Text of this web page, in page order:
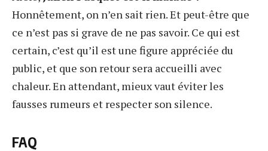
Honnêtement, on n’en sait rien. Et peut-être que
ce n’est pas si grave de ne pas savoir. Ce qui est
certain, c’est qu’il est une figure appréciée du
public, et que son retour sera accueilli avec
chaleur. En attendant, mieux vaut éviter les
fausses rumeurs et respecter son silence.
FAQ